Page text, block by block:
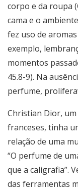
corpo e da roupa
cama e o
fez uso de
exemplo,
momentos
45.8-9). Na
perfume,
Christian Dior,
franceses, tinha
relação de uma
“O perfume de
que a caligrafia”.
das ferramentas